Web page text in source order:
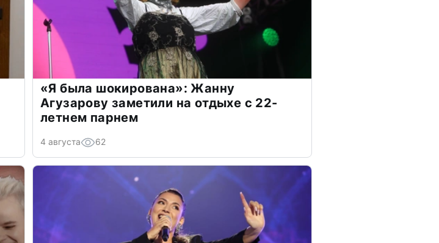
«Я была шокирована»: Жанну
Агузарову заметили на отдыхе с 22-
летнем парнем
4 августа 62